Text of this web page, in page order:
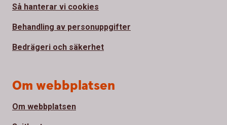
Så hanterar vi cookies
Behandling av personuppgifter
Bedrägeri och säkerhet
Om webbplatsen
Om webbplatsen